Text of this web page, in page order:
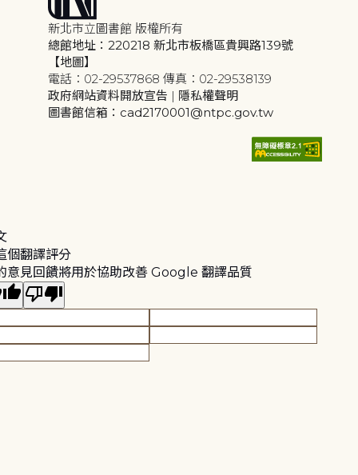
新北市立圖書館 版權所有
總館地址：220218 新北市板橋區貴興路139號
【地圖】
電話：02-29537868 傳真：02-29538139
政府網站資料開放宣告 | 隱私權聲明
圖書館信箱：cad2170001@ntpc.gov.tw
個翻譯評分
意見回饋將用於協助改善 Google 翻譯品質